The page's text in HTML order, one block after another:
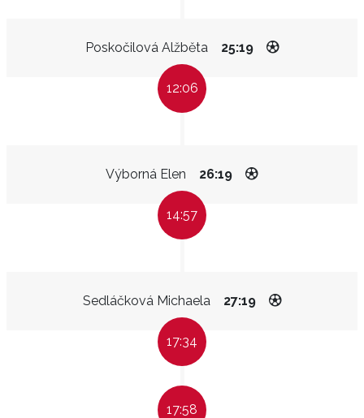
Poskočilová Alžběta 25:19
12:06
Výborná Elen 26:19
14:57
Sedláčková Michaela 27:19
17:34
17:58